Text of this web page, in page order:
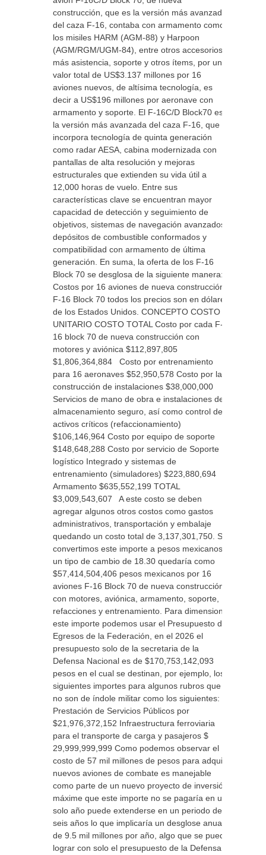
construcción, que es la versión más avanzada
del caza F-16, contaba con armamento como
los misiles HARM (AGM-88) y Harpoon
(AGM/RGM/UGM-84), entre otros accesorios;
más asistencia, soporte y otros ítems, por un
valor total de US$3.137 millones por 16
aviones nuevos, de altísima tecnología, es
decir a US$196 millones por aeronave con
armamento y soporte. El F-16C/D Block70 es
la versión más avanzada del caza F-16, que
incorpora tecnología de quinta generación
como radar AESA, cabina modernizada con
pantallas de alta resolución y mejoras
estructurales que extienden su vida útil a
12,000 horas de vuelo. Entre sus
características clave se encuentran mayor
capacidad de detección y seguimiento de
objetivos, sistemas de navegación avanzados,
depósitos de combustible conformados y
compatibilidad con armamento de última
generación. En suma, la oferta de los F-16
Block 70 se desglosa de la siguiente manera:
Costos por 16 aviones de nueva construcción
F-16 Block 70 todos los precios son en dólares
de los Estados Unidos. CONCEPTO COSTO
UNITARIO COSTO TOTAL Costo por cada F-
16 block 70 de nueva construcción con
motores y aviónica $112,897,805
$1,806,364,884 Costo por entrenamiento
para 16 aeronaves $52,950,578 Costo por la
construcción de instalaciones $38,000,000
Servicios de mano de obra e instalaciones de
almacenamiento seguro, así como control de
activos críticos (refaccionamiento)
$106,146,964 Costo por equipo de soporte
$148,648,288 Costo por servicio de Soporte
logístico Integrado y sistemas de
entrenamiento (simuladores) $223,880,694
Armamento $635,552,199 TOTAL
$3,009,543,607 A este costo se deben
agregar algunos otros costos como gastos
administrativos, transportación y embalaje
quedando un costo total de 3,137,301,750. Si
convertimos este importe a pesos mexicanos a
un tipo de cambio de 18.30 quedaría como
$57,414,504,406 pesos mexicanos por 16
aviones F-16 Block 70 de nueva construcción,
con motores, aviónica, armamento, soporte,
refacciones y entrenamiento. Para dimensionar
este importe podemos usar el Presupuesto de
Egresos de la Federación, en el 2026 el
presupuesto solo de la secretaria de la
Defensa Nacional es de $170,753,142,093
pesos en el cual se destinan, por ejemplo, los
siguientes importes para algunos rubros que
no son de índole militar como los siguientes:
Prestación de Servicios Públicos por
$21,976,372,152 Infraestructura ferroviaria
para el transporte de carga y pasajeros $
29,999,999,999 Como podemos observar el
costo de 57 mil millones de pesos para adquirir
nuevos aviones de combate es manejable
como parte de un nuevo proyecto de inversión,
máxime que este importe no se pagaría en un
solo año puede extenderse en un periodo de
seis años lo que implicaría un desglose anual
de 9.5 mil millones por año, algo que se puede
lograr con solo el presupuesto de la Defensa